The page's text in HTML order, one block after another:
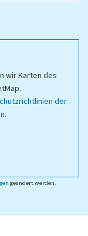
wir Karten des
der
.
geändert werden.